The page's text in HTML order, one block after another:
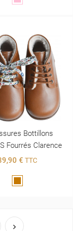
Bottillons
Fourrés Clarence
€ TTC
